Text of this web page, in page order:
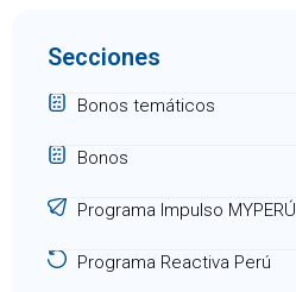
Secciones
Bonos temáticos
Bonos
Programa Impulso MYPERÚ
Programa Reactiva Perú